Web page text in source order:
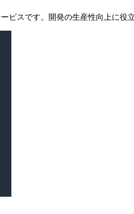
スです。開発の生産性向上に役立